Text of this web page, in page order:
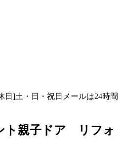
日]土・日・祝日 メールは24時間
親子ドア リフォ